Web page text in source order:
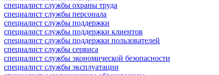
специалист службы охраны труда
специалист службы персонала
специалист службы поддержки
специалист службы поддержки клиентов
специалист службы поддержки пользователей
специалист службы сервиса
специалист службы экономической безопасности
специалист службы эксплуатации